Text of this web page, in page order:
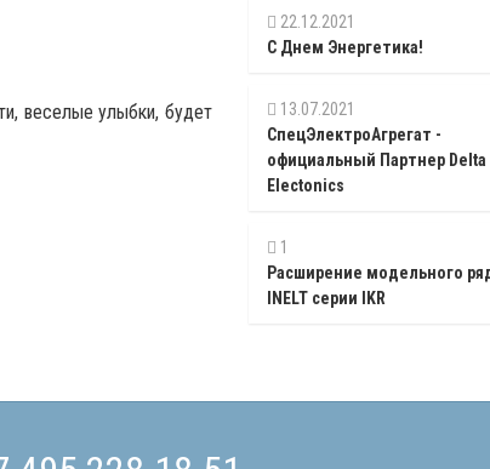
веселые улыбки, будет
22.12.2021
С Днем Энергетика!
13.07.2021
СпецЭлектроАгрегат -
официальный Партнер Delta
Electonics
1
Расширение модельного
INELT серии IKR